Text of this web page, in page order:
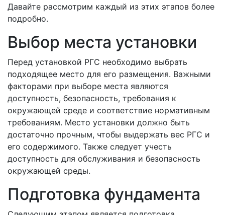
Давайте рассмотрим каждый из этих этапов более
подробно.
Выбор места установки
Перед установкой РГС необходимо выбрать
подходящее место для его размещения. Важными
факторами при выборе места являются
доступность, безопасность, требования к
окружающей среде и соответствие нормативным
требованиям. Место установки должно быть
достаточно прочным, чтобы выдержать вес РГС и
его содержимого. Также следует учесть
доступность для обслуживания и безопасность
окружающей среды.
Подготовка фундамента